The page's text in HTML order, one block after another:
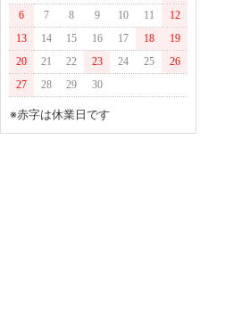
6
7 8 9 10 11
12
13
14 15 16 17 18
19
20
21 22 23 24 25
26
27
28 29 30
※赤字は休業日です